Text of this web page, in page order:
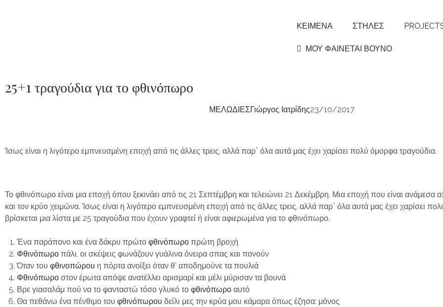
ΚΕΙΜΕΝΑ ΣΤΗΛΕΣ
ΜΟΥ ΦΑΙΝΕΤΑΙ ΒΟΥΝΟ
25+1 τραγούδια για το φθινόπωρο
ΜΕΛΩΔΙΕΣΓιώργος Ιατρίδης23/10/2017
Ίσως είναι η λιγότερο εμπνευσμένη εποχή από τις άλλες τρεις, αλλά παρ΄ όλα αυτά μας έχει χαρίσει πολύ όμορφα τραγούδια.
Το φθινόπωρο είναι μια εποχή όπου ξεκινάει από τις 21 Σεπτέμβρη και τελειώνει 21 Δεκέμβρη. Μια εποχή που είναι ανάμεσα
και τον κρύο χειμώνα. Ίσως είναι η λιγότερο εμπνευσμένη εποχή από τις άλλες τρεις, αλλά παρ΄ όλα αυτά μας έχει χαρίσει
βρίσκεται μια λίστα με 25 τραγούδια που έχουν γραφτεί ή είναι αφιερωμένα για το φθινόπωρο.
Ένα παράπονο και ένα δάκρυ πρώτο φθινόπωρο πρώτη βροχή
Φθινόπωρο πάλι, οι σκέψεις φωνάζουν γυάλινα όνειρα σπας και πονούν
Όταν του φθινοπώρου η πόρτα ανοίξει όταν θ’ αποδημούνε τα πουλιά
Φθινόπωρο στον έρωτα απόψε ανατέλλει αρισμαρί και μέλι μύρισαν τα βουνά
Βρε γιασαλάμ πού να το φανταστώ τόσο γλυκό το φθινόπωρο αυτό
Θα πεθάνω ένα πένθιμο του φθινόπωρου δείλι μες την κρύα μου κάμαρα όπως έζησα: μόνος